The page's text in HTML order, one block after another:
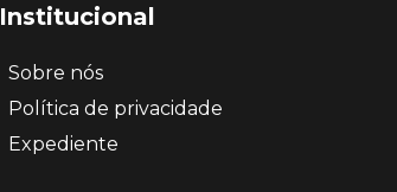
Institucional
Sobre nós
Política de privacidade
Expediente